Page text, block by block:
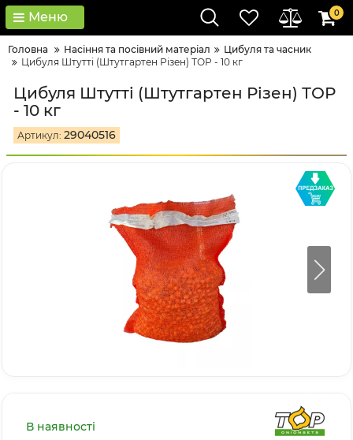
Меню 0
Головна Насіння та посівний матеріал
Цибуля та часник
Цибуля Штутті (Штутгартен Різен) ТОР - 10 кг
Цибуля Штутті (Штутгартен Різен) ТОР
- 10 кг
Артикул: 29040516
В наявності